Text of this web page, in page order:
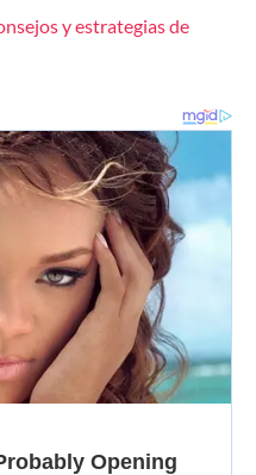
y estrategias de